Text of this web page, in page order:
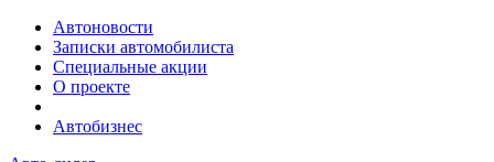
Автоновости
Записки автомобилиста
Специальные акции
О проекте
Автобизнес